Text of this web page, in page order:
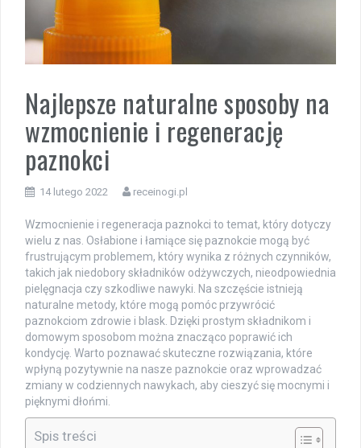
Najlepsze naturalne sposoby na
wzmocnienie i regenerację
paznokci
14 lutego 2022 receinogi.pl
Wzmocnienie i regeneracja paznokci to temat, który dotyczy
wielu z nas. Osłabione i łamiące się paznokcie mogą być
frustrującym problemem, który wynika z różnych czynników,
takich jak niedobory składników odżywczych, nieodpowiednia
pielęgnacja czy szkodliwe nawyki. Na szczęście istnieją
naturalne metody, które mogą pomóc przywrócić
paznokciom zdrowie i blask. Dzięki prostym składnikom i
domowym sposobom można znacząco poprawić ich
kondycję. Warto poznawać skuteczne rozwiązania, które
wpłyną pozytywnie na nasze paznokcie oraz wprowadzać
zmiany w codziennych nawykach, aby cieszyć się mocnymi i
pięknymi dłońmi.
Spis treści